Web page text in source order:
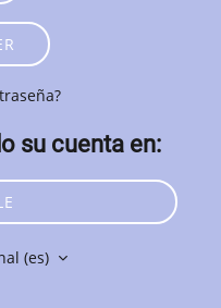
su cuenta en:
‎(es)‎